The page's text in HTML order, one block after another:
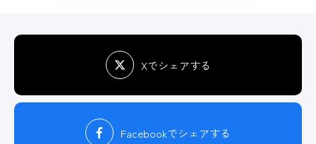
Xでシェアする
Facebookでシェアする